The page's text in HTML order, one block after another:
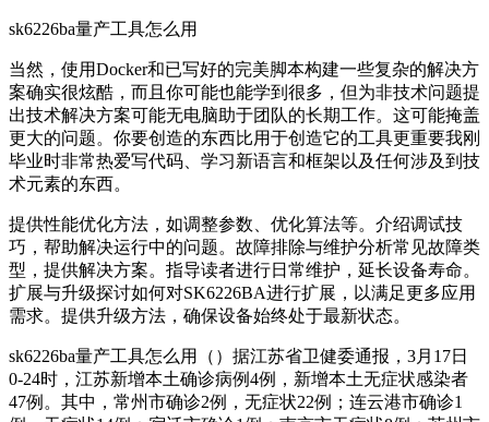
sk6226ba量产工具怎么用
当然，使用Docker和已写好的完美脚本构建一些复杂的解决方
案确实很炫酷，而且你可能也能学到很多，但为非技术问题提
出技术解决方案可能无电脑助于团队的长期工作。这可能掩盖
更大的问题。你要创造的东西比用于创造它的工具更重要我刚
毕业时非常热爱写代码、学习新语言和框架以及任何涉及到技
术元素的东西。
提供性能优化方法，如调整参数、优化算法等。介绍调试技
巧，帮助解决运行中的问题。故障排除与维护分析常见故障类
型，提供解决方案。指导读者进行日常维护，延长设备寿命。
扩展与升级探讨如何对SK6226BA进行扩展，以满足更多应用
需求。提供升级方法，确保设备始终处于最新状态。
sk6226ba量产工具怎么用（）据江苏省卫健委通报，3月17日
0-24时，江苏新增本土确诊病例4例，新增本土无症状感染者
47例。其中，常州市确诊2例，无症状22例；连云港市确诊1